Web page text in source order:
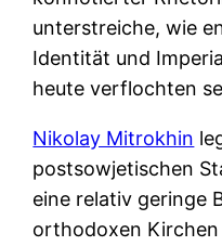
unterstreiche, wie
Identität und
heute verflochten
Nikolay Mitrokhin
postsowjetischen
eine relativ geringe
orthodoxen Kirchen